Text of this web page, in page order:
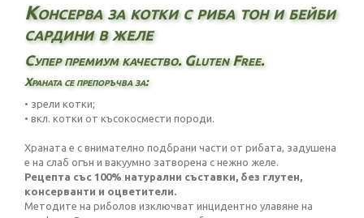
Консерва за котки с риба тон и бейби
сардини в желе
Супер премиум качество. Gluten Free.
Храната се препоръчва за:
• зрели котки;
• вкл. котки от късокосмести породи.
Храната е с внимателно подбрани части от рибата, задушена
е на слаб огън и вакуумно затворена с нежно желе.
Рецепта със 100% натурални съставки, без глутен,
консерванти и оцветители.
Методите на риболов изключват инцидентно улавяне на